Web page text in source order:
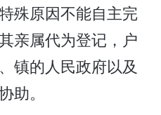
殊原因不能自主完
亲属代为登记，户
镇的人民政府以及
助。